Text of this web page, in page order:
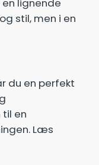
lignende
stil, men i en
du en perfekt
en
Læs